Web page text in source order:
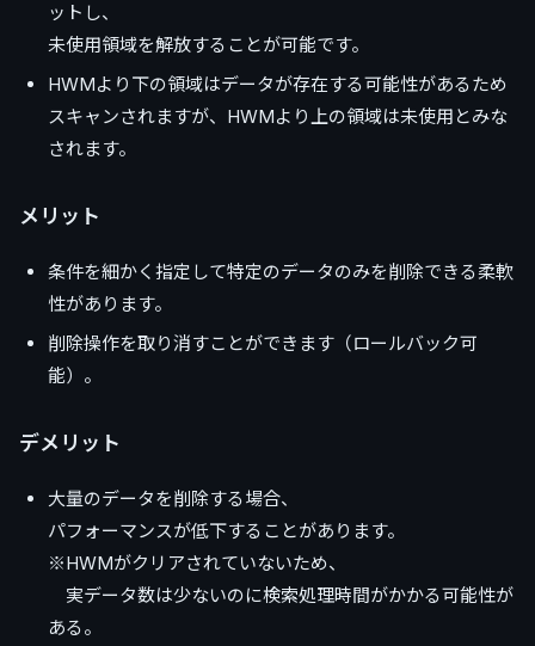
ットし、
未使用領域を解放することが可能です。
HWMより下の領域はデータが存在する可能性があるため
スキャンされますが、HWMより上の領域は未使用とみな
されます。
メリット
条件を細かく指定して特定のデータのみを削除できる柔軟
性があります。
削除操作を取り消すことができます（ロールバック可
能）。
デメリット
大量のデータを削除する場合、
パフォーマンスが低下することがあります。
※HWMがクリアされていないため、
実データ数は少ないのに検索処理時間がかかる可能性が
ある。